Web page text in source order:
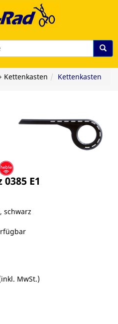
Kettenkasten Kettenkasten
E1
schwarz
MwSt.)